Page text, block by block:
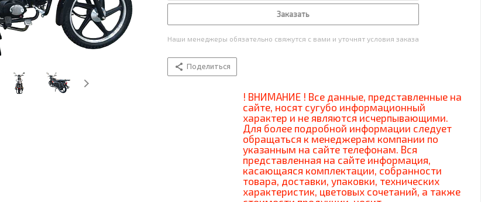
Заказать
Наши менеджеры обязательно свяжутся с вами и уточнят условия заказа
Поделиться
! ВНИМАНИЕ ! Все данные, представленные на
сайте, носят сугубо информационный
характер и не являются исчерпывающими.
Для более подробной информации следует
обращаться к менеджерам компании по
указанным на сайте телефонам. Вся
представленная на сайте информация,
касающаяся комплектации, собранности
товара, доставки, упаковки, технических
характеристик, цветовых сочетаний, а также